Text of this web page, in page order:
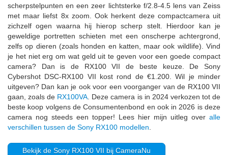
scherpstelpunten en een zeer lichtsterke f/2.8-4.5 lens van Zeiss
met maar liefst 8x zoom. Ook herkent deze compactcamera uit
zichzelf ogen waarna hij hierop scherp stelt. Hierdoor kan je
geweldige portretten schieten met een onscherpe achtergrond,
zelfs op dieren (zoals honden en katten, maar ook wildlife). Vind
je het niet erg om wat geld uit te geven voor een goede compact
camera? Dan is de RX100 VII de beste keuze. De Sony
Cybershot DSC-RX100 VII kost rond de €1.200. Wil je minder
uitgeven? Dan kan je ook voor een voorganger van de RX100 VII
gaan, zoals de RX100VA . Deze camera is in 2024 verkozen tot de
beste koop volgens de Consumentenbond en ook in 2026 is deze
camera nog steeds een topper! Lees hier mijn uitleg over alle
verschillen tussen de Sony RX100 modellen
Bekijk de Sony RX100 VII bij CameraNu